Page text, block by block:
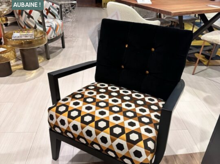
AUBAINE !